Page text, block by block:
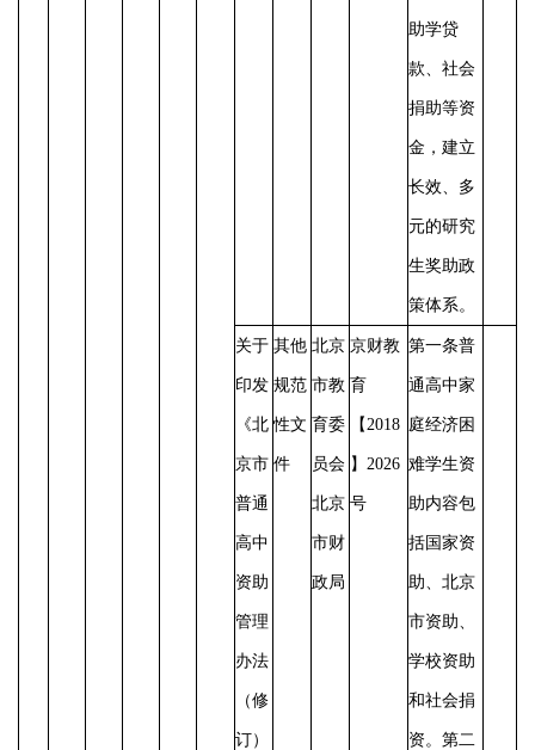
助学贷
款、社会
捐助等资
金，建立
长效、多
元的研究
生奖助政
策体系。
关于
印发
《北
京市
普通
高中
资助
管理
办法
（修
订）
其他
规范
性文
件
北京
市教
育委
员会
北京
市财
政局
京财教
育
【 2018
】2026
号
第一条普
通高中家
庭经济困
难学生资
助内容包
括国家资
助、北京
市资助、
学校资助
和社会捐
资。第二